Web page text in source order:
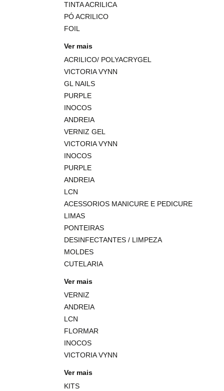
TINTA ACRILICA
PÓ ACRILICO
FOIL
Ver mais
ACRILICO/ POLYACRYGEL
VICTORIA VYNN
GL NAILS
PURPLE
INOCOS
ANDREIA
VERNIZ GEL
VICTORIA VYNN
INOCOS
PURPLE
ANDREIA
LCN
ACESSORIOS MANICURE E PEDICURE
LIMAS
PONTEIRAS
DESINFECTANTES / LIMPEZA
MOLDES
CUTELARIA
Ver mais
VERNIZ
ANDREIA
LCN
FLORMAR
INOCOS
VICTORIA VYNN
Ver mais
KITS